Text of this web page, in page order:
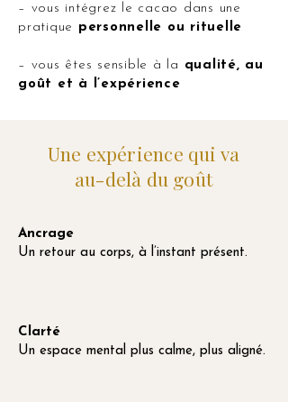
– vous intégrez le cacao dans une
pratique personnelle ou rituelle
– vous êtes sensible à la qualité, au
goût et à l’expérience
Une expérience qui va
au-delà du goût
Ancrage
Un retour au corps, à l’instant présent.
Clarté
Un espace mental plus calme, plus aligné.